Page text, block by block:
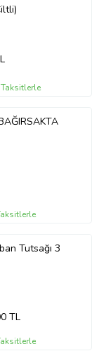
anlatmaya
Deliliğin
gibidir. Bu düş
buzulların
gelirler.
Harry Potter ve Azkaban Tutsağı 3
TL